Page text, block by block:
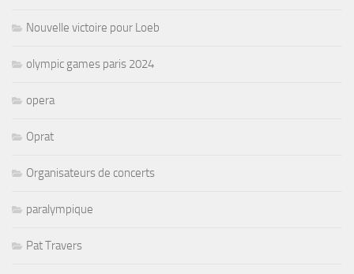
Nouvelle victoire pour Loeb
olympic games paris 2024
opera
Oprat
Organisateurs de concerts
paralympique
Pat Travers